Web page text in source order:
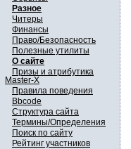
Разное
Читеры
Финансы
Право/Безопасность
Полезные утилиты
О сайте
Призы и атрибутика
Master-X
Правила поведения
Bbcode
Структура сайта
Термины/Определения
Поиск по сайту
Рейтинг участников